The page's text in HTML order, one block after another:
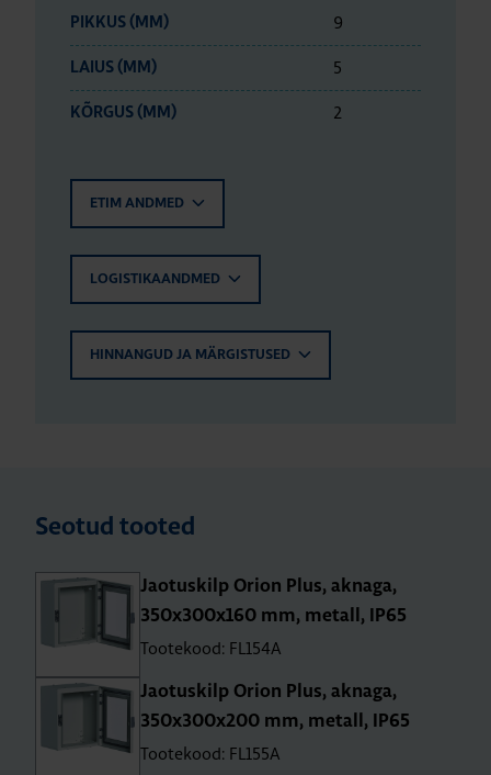
PIKKUS (MM) 9
LAIUS (MM) 5
KÕRGUS (MM) 2
ETIM ANDMED
LOGISTIKAANDMED
HINNANGUD JA MÄRGISTUSED
Seotud tooted
Jao­tus­kilp Orion Plus, aknaga,
350x300x160 mm, metall, IP65
Tootekood: FL154A
Jao­tus­kilp Orion Plus, aknaga,
350x300x200 mm, metall, IP65
Tootekood: FL155A